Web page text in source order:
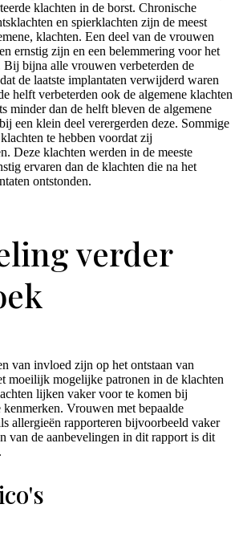
klachten in de borst. Chronische
en spierklachten zijn de meest
klachten. Een deel van de vrouwen
ernstig zijn en een belemmering voor het
bijna alle vrouwen verbeterden de
de laatste implantaten verwijderd waren
helft verbeterden ook de algemene klachten
minder dan de helft bleven de algemene
een klein deel verergerden deze. Sommige
te hebben voordat zij
Deze klachten werden in de meeste
ervaren dan de klachten die na het
ontstonden.
verder
van invloed zijn op het ontstaan van
moeilijk mogelijke patronen in de klachten
lijken vaker voor te komen bij
Vrouwen met bepaalde
allergieën rapporteren bijvoorbeeld vaker
van de aanbevelingen in dit rapport is dit